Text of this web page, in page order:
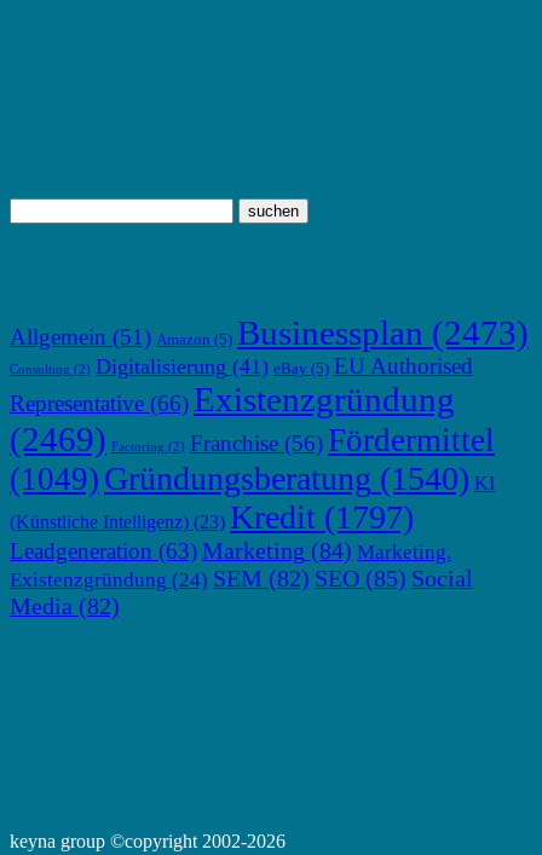
Allgemein (51) Amazon (5) Businessplan (2473)
Consulting (2) Digitalisierung (41) eBay (5) EU Authorised
Representative (66) Existenzgründung
(2469) Factoring (2) Franchise (56) Fördermittel
(1049) Gründungsberatung (1540) KI
(Künstliche Intelligenz) (23) Kredit (1797)
Leadgeneration (63)Marketing (84) Marketing.
Existenzgründung (24) SEM (82) SEO (85) Social
Media (82)
keyna group ©copyright 2002-2026